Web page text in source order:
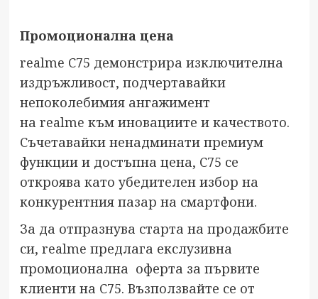
Промоционална цена
realme C75 демонстрира изключителна
издръжливост, подчертавайки
непоколебимия ангажимент
на realme към иновациите и качеството.
Съчетавайки ненадминати премиум
функции и достъпна цена, C75 се
откроява като убедителен избор на
конкурентния пазар на смартфони.
За да отпразнува старта на продажбите
си, realme предлага екслузивна
промоционална оферта за първите
клиенти на C75. Възползвайте се от